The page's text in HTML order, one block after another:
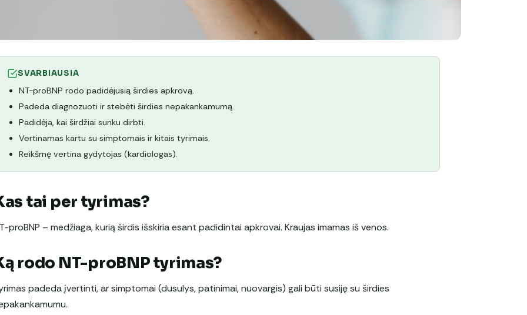
SVARBIAUSIA
NT-proBNP rodo padidėjusią širdies apkrovą.
Padeda diagnozuoti ir stebėti širdies nepakankamumą.
Padidėja, kai širdžiai sunku dirbti.
Vertinamas kartu su simptomais ir kitais tyrimais.
Reikšmę vertina gydytojas (kardiologas).
tai per tyrimas?
proBNP – medžiaga, kurią širdis išskiria esant padidintai apkrovai. Kraujas imamas iš venos.
rodo NT-proBNP tyrimas?
padeda įvertinti, ar simptomai (dusulys, patinimai, nuovargis) gali būti susiję su širdies